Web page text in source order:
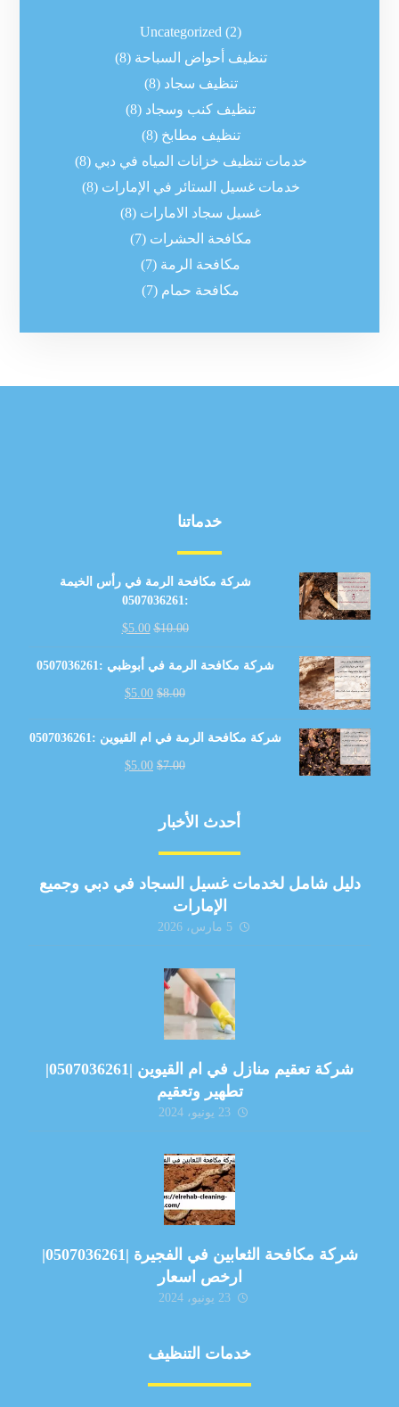
Uncategorized (2)
تنظيف أحواض السباحة (8)
تنظيف سجاد (8)
تنظيف كنب وسجاد (8)
تنظيف مطابخ (8)
خدمات تنظيف خزانات المياه في دبي (8)
خدمات غسيل الستائر في الإمارات (8)
غسيل سجاد الامارات (8)
مكافحة الحشرات (7)
مكافحة الرمة (7)
مكافحة حمام (7)
خدماتنا
شركة مكافحة الرمة في رأس الخيمة
:0507036261
$10.00
$5.00
شركة مكافحة الرمة في أبوظبي :0507036261
$8.00
$5.00
شركة مكافحة الرمة في ام القيوين :0507036261
$7.00
$5.00
أحدث الأخبار
دليل شامل لخدمات غسيل السجاد في دبي وجميع
الإمارات
5 مارس، 2026
شركة تعقيم منازل في ام القيوين |0507036261|
تطهير وتعقيم
23 يونيو، 2024
شركة مكافحة الثعابين في الفجيرة |0507036261|
ارخص اسعار
23 يونيو، 2024
خدمات التنظيف